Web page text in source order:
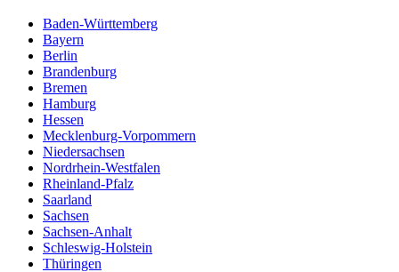
Baden-Württemberg
Bayern
Berlin
Brandenburg
Bremen
Hamburg
Hessen
Mecklenburg-Vorpommern
Niedersachsen
Nordrhein-Westfalen
Rheinland-Pfalz
Saarland
Sachsen
Sachsen-Anhalt
Schleswig-Holstein
Thüringen